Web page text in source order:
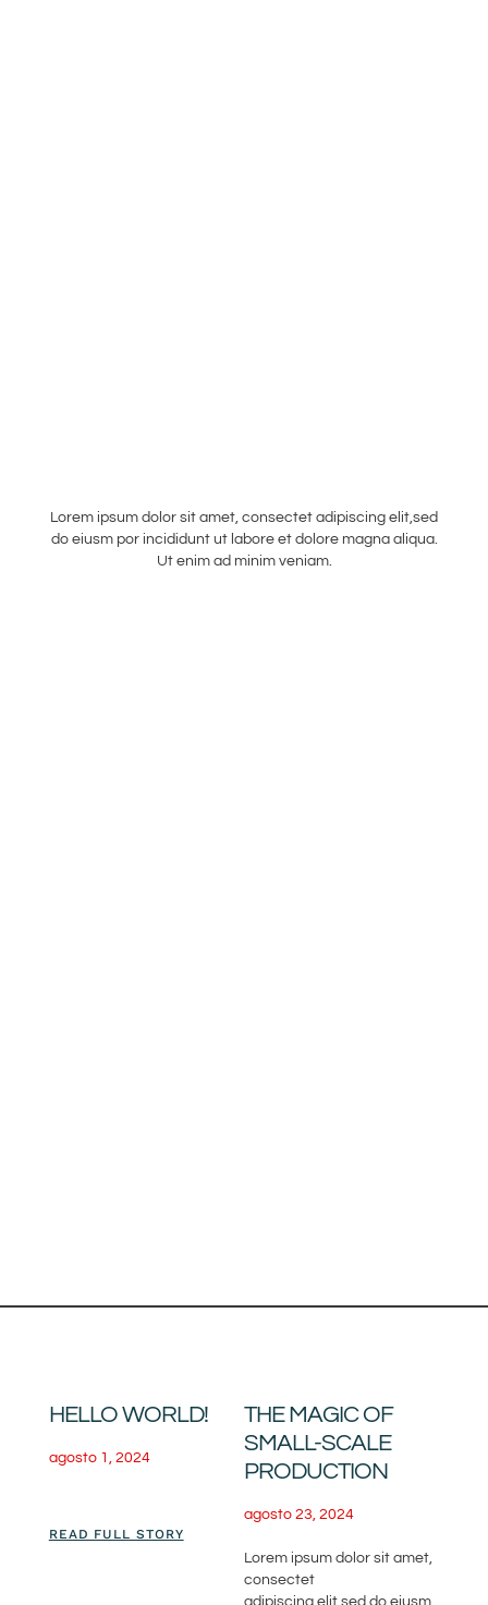
Lorem ipsum dolor sit amet, consectet adipiscing elit,sed
do eiusm por incididunt ut labore et dolore magna aliqua.
Ut enim ad minim veniam.
HELLO WORLD!
agosto 1, 2024
READ FULL STORY
THE MAGIC OF
SMALL-SCALE
PRODUCTION
agosto 23, 2024
Lorem ipsum dolor sit amet,
consectet
adipiscing elit,sed do eiusm